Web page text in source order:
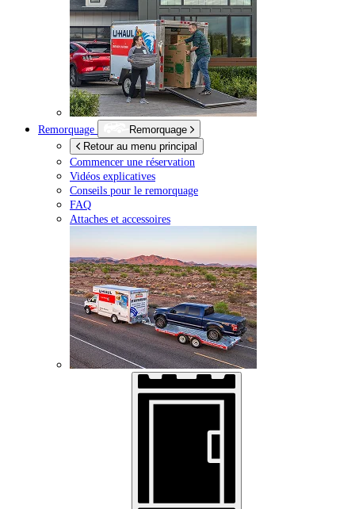
Remorquage
Remorquage
Retour au menu principal
Commencer une réservation
Vidéos explicatives
Conseils pour le remorquage
FAQ
Attaches et accessoires